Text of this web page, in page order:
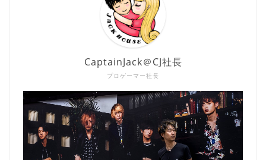
プロゲーマー社長
CaptainJack＠CJ社長